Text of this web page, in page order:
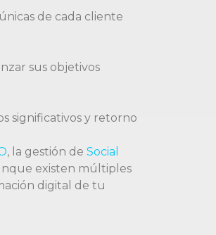
de cada cliente
sus objetivos
significativos y retorno
, la gestión de Social
existen múltiples
digital de tu